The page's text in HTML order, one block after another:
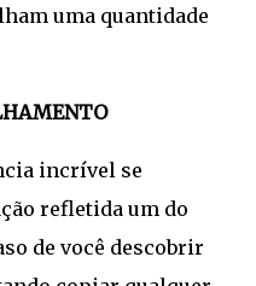
uma quantidade
incrível se
refletida um do
de você descobrir